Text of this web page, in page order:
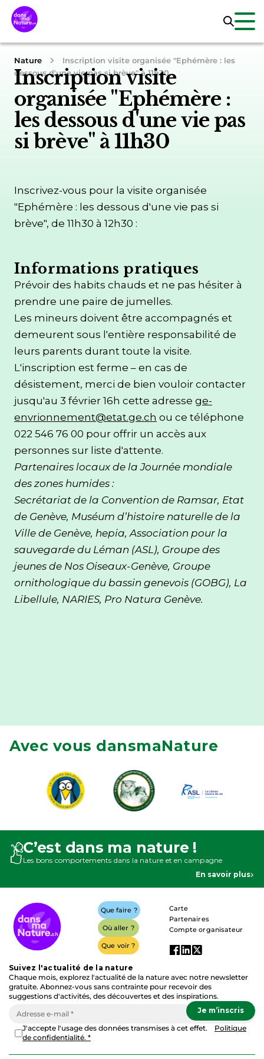
Nature
Inscription visite organisée "Ephémère : les
dessous d'une vie pas si brève" à 11h30
Inscription visite
organisée "Ephémère :
les dessous d'une vie pas
si brève" à 11h30
Inscrivez-vous pour la visite organisée
"Ephémère : les dessous d'une vie pas si
brève", de 11h30 à 12h30 :
Informations pratiques
Prévoir des habits chauds et ne pas hésiter à
prendre une paire de jumelles.
Les mineurs doivent être accompagnés et
demeurent sous l'entière responsabilité de
leurs parents durant toute la visite.
L'inscription est ferme – en cas de
désistement, merci de bien vouloir contacter
jusqu'au 3 février 16h cette adresse ge-
envrionnement@etat.ge.ch ou ce téléphone
022 546 76 00 pour offrir un accès aux
personnes sur liste d'attente.
Partenaires locaux de la Journée mondiale
des zones humides :
Secrétariat de la Convention de Ramsar, Etat
de Genève, Muséum d’histoire naturelle de la
Ville de Genève, hepia, Association pour la
sauvegarde du Léman (ASL), Groupe des
jeunes de Nos Oiseaux-Genève, Groupe
ornithologique du bassin genevois (GOBG), La
Libellule, NARIES, Pro Natura Genève.
Avec vous dansmaNature
C’est dans ma nature !
Les bons comportements dans la nature et en campagne
En savoir plus
Que faire ?
Où aller ?
Que voir ?
Carte
Partenaires
Compte organisateur
Suivez l'actualité de la nature
Chaque mois, explorez l'actualité de la nature avec notre newsletter
gratuite. Abonnez-vous sans contrainte pour recevoir des
suggestions d'activités, des découvertes et des inspirations.
J'accepte l'usage des données transmises à cet effet.
Politique
de confidentialité. *